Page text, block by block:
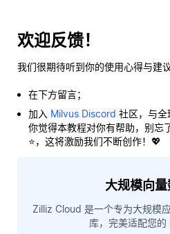
欢迎反馈！
我们很期待听到你的使用心得与建
在下方留言；
加入 Milvus Discord 社区，与
你觉得本教程对你有帮助，别忘
⭐，这将激励我们不断创作！💖
大规模向
Zilliz Cloud 是一个专为大规模
库，完美适配您的